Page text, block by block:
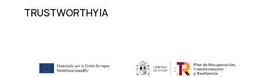
TRUSTWORTHY IA